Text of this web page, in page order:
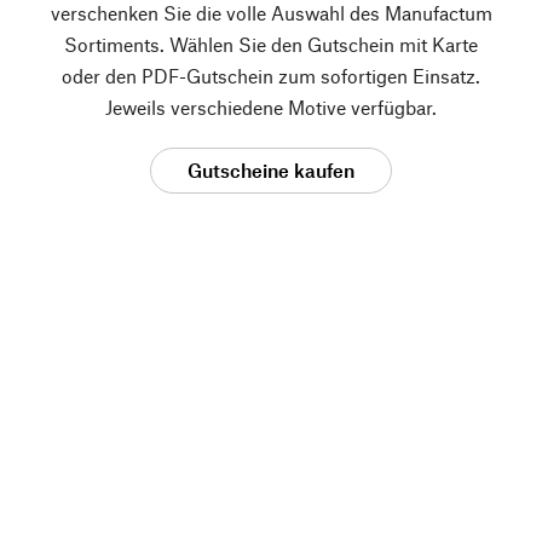
verschenken Sie die volle Auswahl des Manufactum
Sortiments. Wählen Sie den Gutschein mit Karte
oder den PDF-Gutschein zum sofortigen Einsatz.
Jeweils verschiedene Motive verfügbar.
Gutscheine kaufen